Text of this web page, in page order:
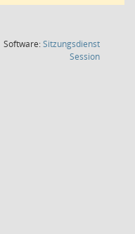
Software:Sitzungsdienst
Session(Wird in